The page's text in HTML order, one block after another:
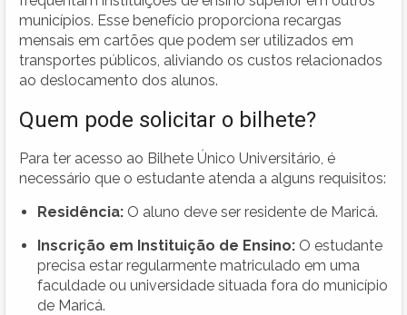
municípios. Esse benefício proporciona recargas
mensais em cartões que podem ser utilizados em
transportes públicos, aliviando os custos relacionados
ao deslocamento dos alunos.
Quem pode solicitar o bilhete?
Para ter acesso ao Bilhete Único Universitário, é
necessário que o estudante atenda a alguns requisitos:
Residência: O aluno deve ser residente de Maricá.
Inscrição em Instituição de Ensino: O estudante
precisa estar regularmente matriculado em uma
faculdade ou universidade situada fora do município
de Maricá.